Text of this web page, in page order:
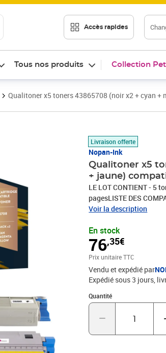
Accès rapides
Tous nos produits Collection
Qualitoner x5 toners 43865708 (noir x2 + cyan
Livraison offerte
Nopan-Ink
Qualitoner x5
+ jaune)
LE LOT CONTIENT - 5
pagesLISTE DES
compatible avec OKI C
QUALITONER est le
à un groupe possédant
compatible,
(Jet d'encre, Laser,
Voir la description
En stock
76,35€
Prix 76,35€
Prix unitaire TTC
Vendu et expédié par
Expédié sous 3 jours
Quantité
Quantité : 1